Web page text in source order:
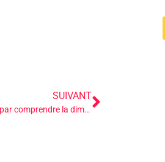
SUIVANT
Tu veux accompagner ? Commence par comprendre la dimension du trauma